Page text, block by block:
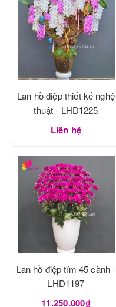
Lan hồ điệp thiết kế nghệ
thuật - LHD1225
Liên hệ
Lan hồ điệp tím 45 cành -
LHD1197
11.250.000₫